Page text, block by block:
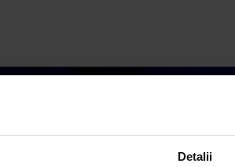
Detalii